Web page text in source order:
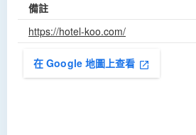
備註
https://hotel-koo.com/
在 Google 地圖上查看